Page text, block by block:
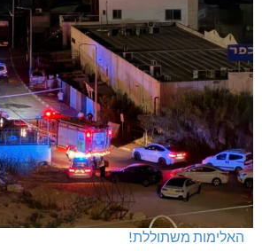
האלימות משתוללת!